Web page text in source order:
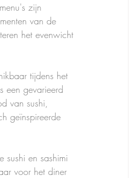
zijn
van de
het evenwicht
tijdens het
een gevarieerd
van sushi,
geïnspireerde
sushi en sashimi
voor het diner